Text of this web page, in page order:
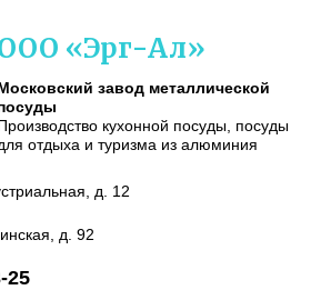
«Эрг-Ал»
завод металлической
кухонной посуды, посуды
отдыха и туризма из алюминия
д. 12
д. 92
25